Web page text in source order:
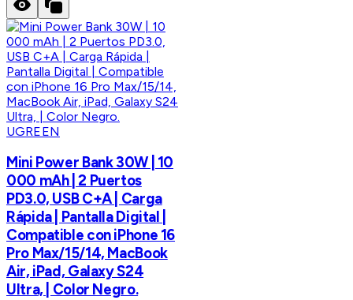
UGREEN
Mini Power Bank 30W | 10
000 mAh | 2 Puertos
PD3.0, USB C+A | Carga
Rápida | Pantalla Digital |
Compatible con iPhone 16
Pro Max/15/14, MacBook
Air, iPad, Galaxy S24
Ultra, | Color Negro.